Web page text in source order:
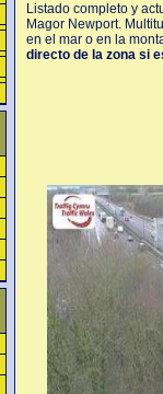
Listado completo y
Magor Newport.
en el mar o en la
directo de la zona si